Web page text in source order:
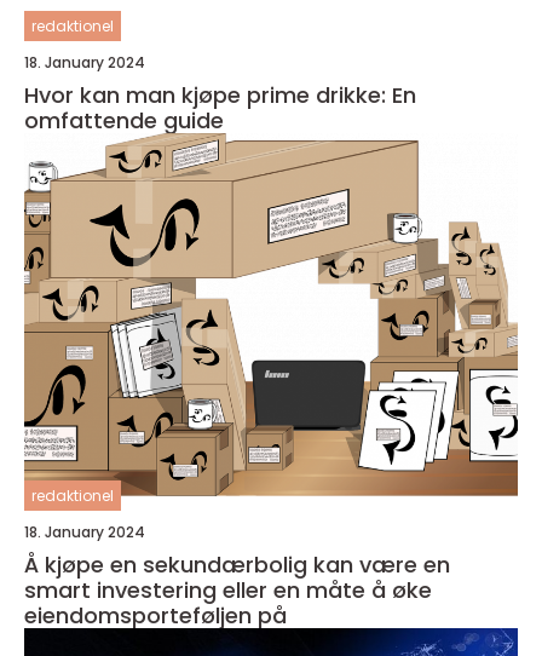
redaktionel
18. January 2024
Hvor kan man kjøpe prime drikke: En
omfattende guide
redaktionel
18. January 2024
Å kjøpe en sekundærbolig kan være en
smart investering eller en måte å øke
eiendomsporteføljen på